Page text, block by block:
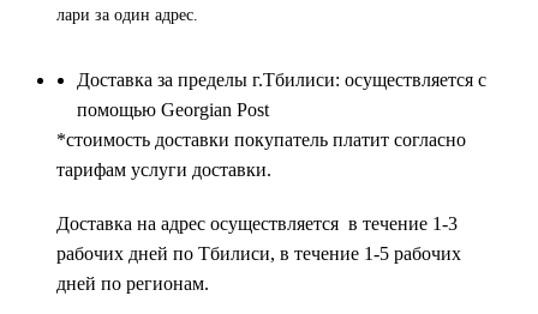
лари за один адрес.
Доставка за пределы г.Тбилиси: осуществляется с
помощью Georgian Post
*cтоимость доставки покупатель платит согласно
тарифам услуги доставки.
Доставка на адрес осуществляется в течение 1-3
рабочих дней по Тбилиси, в течение 1-5 рабочих
дней по регионам.